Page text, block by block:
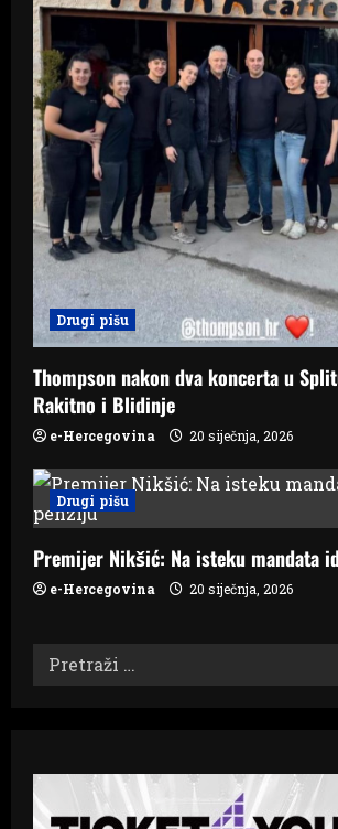
n
Drugi pišu
Thompson nakon dva koncerta u
Rakitno i Blidinje
e-Hercegovina 20 siječnja, 2026
Drugi pišu
Premijer Nikšić: Na isteku mandata
e-Hercegovina 20 siječnja, 2026
Pretraži: